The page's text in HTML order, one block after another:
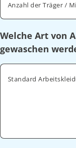
Anzahl der Träger /
Welche Art von
gewaschen